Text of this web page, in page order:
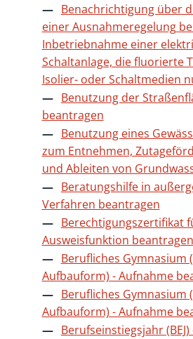
Benachrichtigung über
einer Ausnahmeregelung
Inbetriebnahme einer
Schaltanlage, die fluorierte
Isolier- oder Schaltmedien
Benutzung der
beantragen
Benutzung eines
zum Entnehmen,
und Ableiten von
Beratungshilfe in
Verfahren beantragen
Berechtigungszertifikat
Ausweisfunktion beantragen
Berufliches Gymnasium
Aufbauform) - Aufnahme
Berufliches Gymnasium
Aufbauform) - Aufnahme
Berufseinstiegsjahr